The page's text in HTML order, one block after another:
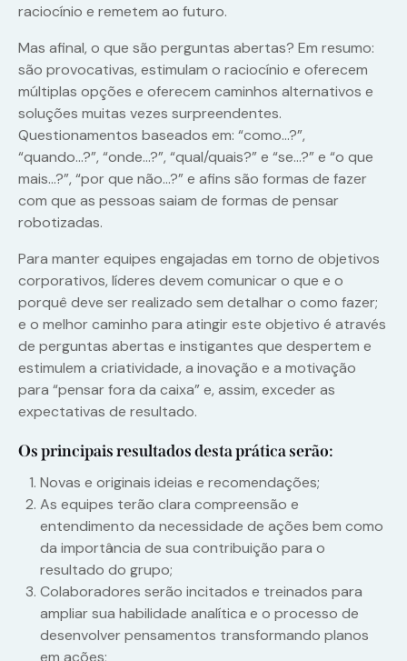
raciocínio e remetem ao futuro.
Mas afinal, o que são perguntas abertas? Em resumo:
são provocativas, estimulam o raciocínio e oferecem
múltiplas opções e oferecem caminhos alternativos e
soluções muitas vezes surpreendentes.
Questionamentos baseados em: “como…?”,
“quando…?”, “onde…?”, “qual/quais?” e “se…?” e “o que
mais…?”, “por que não…?” e afins são formas de fazer
com que as pessoas saiam de formas de pensar
robotizadas.
Para manter equipes engajadas em torno de objetivos
corporativos, líderes devem comunicar o que e o
porquê deve ser realizado sem detalhar o como fazer;
e o melhor caminho para atingir este objetivo é através
de perguntas abertas e instigantes que despertem e
estimulem a criatividade, a inovação e a motivação
para “pensar fora da caixa” e, assim, exceder as
expectativas de resultado.
Os principais resultados desta prática serão:
Novas e originais ideias e recomendações;
As equipes terão clara compreensão e
entendimento da necessidade de ações bem como
da importância de sua contribuição para o
resultado do grupo;
Colaboradores serão incitados e treinados para
ampliar sua habilidade analítica e o processo de
desenvolver pensamentos transformando planos
em ações;